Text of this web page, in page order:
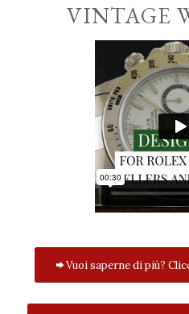
VINTAGE
Vuoi saperne di più?